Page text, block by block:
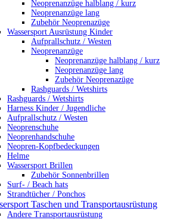
Neoprenanzüge halblang / kurz
Neoprenanzüge lang
Zubehör Neoprenazüge
Wassersport Ausrüstung Kinder
Aufprallschutz / Westen
Neoprenanzüge
Neoprenanzüge halblang / kurz
Neoprenanzüge lang
Zubehör Neoprenazüge
Rashguards / Wetshirts
Rashguards / Wetshirts
Harness Kinder / Jugendliche
Aufprallschutz / Westen
Neoprenschuhe
Neoprenhandschuhe
Neopren-Kopfbedeckungen
Helme
Wassersport Brillen
Zubehör Sonnenbrillen
Surf- / Beach hats
Strandtücher / Ponchos
Taschen und Transportausrüstung
Andere Transportausrüstung